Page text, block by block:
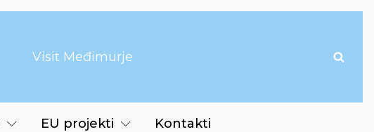
Visit Međimurje
EU projekti Kontakti